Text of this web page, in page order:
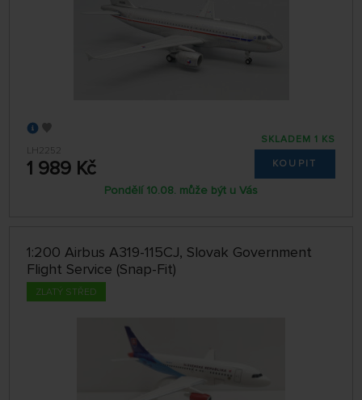
LH2252
1 989 Kč
SKLADEM 1 KS
KOUPIT
Pondělí 10.08. může být u Vás
1:200 Airbus A319-115CJ, Slovak Government
Flight Service (Snap-Fit)
ZLATÝ STŘED